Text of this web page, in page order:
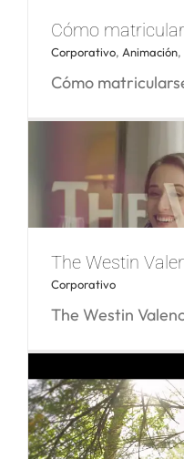
Cómo
Cómo
Corporativo, Animación,
Cómo
The Westin
Corporativo
The Westin